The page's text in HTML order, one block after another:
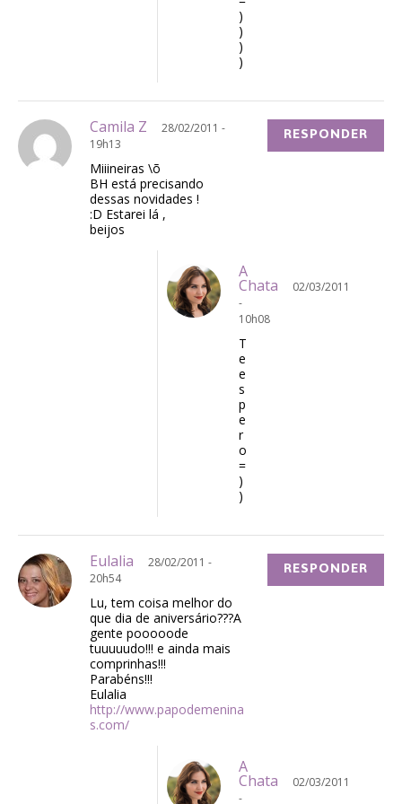
)
)
)
)
Camila Z
28/02/2011 -
19h13
Miiineiras \õ
BH está precisando
dessas novidades !
:D Estarei lá ,
beijos
RESPONDER
A
Chata
02/03/2011
-
10h08
T
e
e
s
p
e
r
o
=
)
)
Eulalia
28/02/2011 -
20h54
Lu, tem coisa melhor do
que dia de aniversário???A
gente pooooode
tuuuuudo!!! e ainda mais
comprinhas!!!
Parabéns!!!
Eulalia
http://www.papodemenina
s.com/
RESPONDER
A
Chata
02/03/2011
-